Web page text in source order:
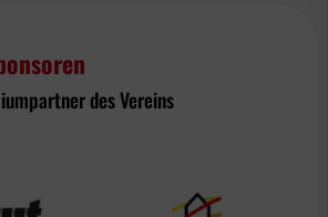
des Vereins